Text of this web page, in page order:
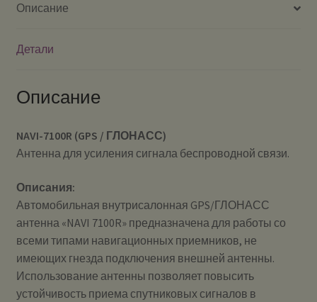
Описание
Детали
Описание
NAVI-7100R (GPS / ГЛОНАСС)
Антенна для усиления сигнала беспроводной связи.
Описания:
Автомобильная внутрисалонная GPS/ГЛОНАСС
антенна «NAVI 7100R» предназначена для работы со
всеми типами навигационных приемников, не
имеющих гнезда подключения внешней антенны.
Использование антенны позволяет повысить
устойчивость приема спутниковых сигналов в